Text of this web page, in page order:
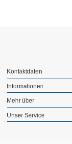
Kontaktdaten
Informationen
Mehr über
Unser Service